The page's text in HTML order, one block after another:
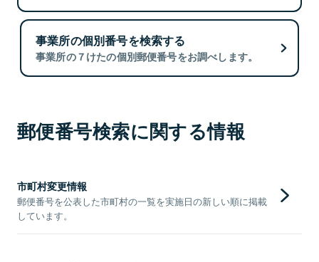
事業所の個別番号を検索する
事業所の７けたの個別郵便番号をお調べします。
郵便番号検索に関する情報
市町村変更情報
郵便番号を公表した市町村の一覧を実施日の新しい順に掲載
しています。